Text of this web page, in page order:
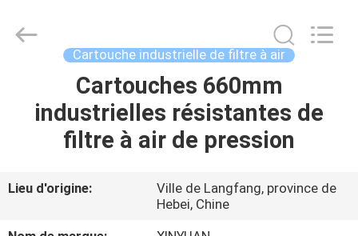
MAISON
PRODUITS
AU
industrialairfiltercartridge.com.
Cartouche industrielle de filtre à air
Cartouches 660mm
industrielles résistantes de
filtre à air de pression
Lieu d'origine:
Ville de Langfang, province de
Hebei, Chine